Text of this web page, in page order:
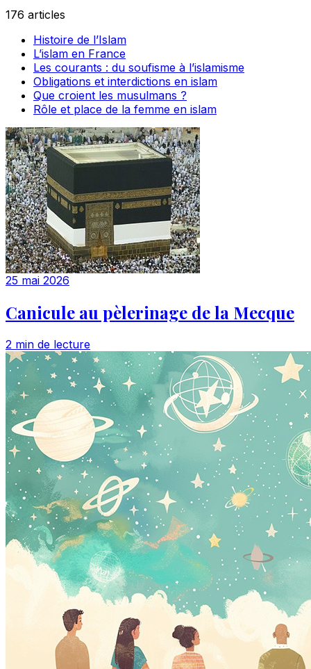
176 articles
Histoire de l’Islam
L’islam en France
Les courants : du soufisme à l’islamisme
Obligations et interdictions en islam
Que croient les musulmans ?
Rôle et place de la femme en islam
25 mai 2026
Canicule au pèlerinage de la Mecque
2 min de lecture